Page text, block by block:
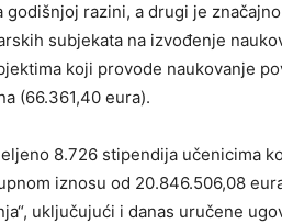
godišnjoj razini, a drugi je
subjekata na izvođenje
koji provode naukovanje
(66.361,40 eura).
8.726 stipendija učenicima
iznosu od 20.846.506,08
uključujući i danas uručene